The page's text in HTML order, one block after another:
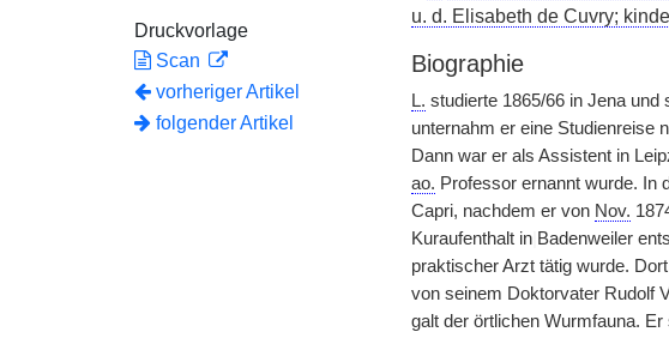
Druckvorlage
Scan
vorheriger Artikel
folgender Artikel
u. d. Elisabeth de Cuvry;
Biographie
L. studierte 1865/66 in Jena und
unternahm er eine Studienreise
Dann war er als Assistent in
ao. Professor ernannt wurde. In
Capri, nachdem er von Nov.
Kuraufenthalt in| Badenweiler
praktischer Arzt tätig wurde.
von seinem Doktorvater Rudolf
galt der örtlichen Wurmfauna.